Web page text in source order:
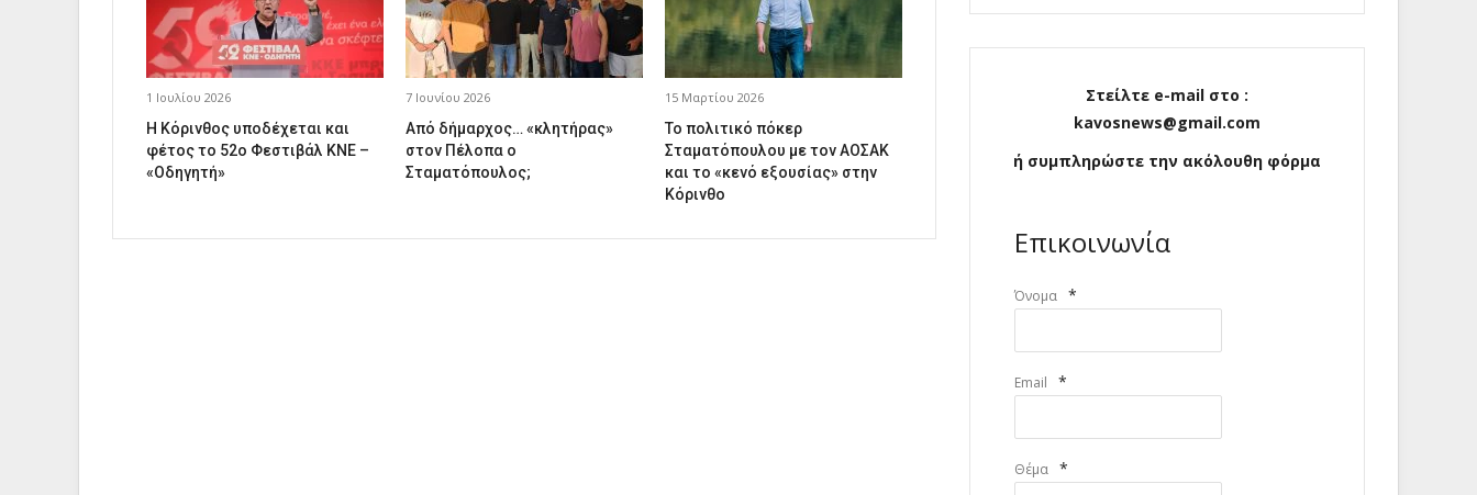
1 Ιουλίου 2026
Η Κόρινθος υποδέχεται και
φέτος το 52ο Φεστιβάλ ΚΝΕ –
«Οδηγητή»
7 Ιουνίου 2026
Από δήμαρχος… «κλητήρας»
στον Πέλοπα ο
Σταματόπουλος;
15 Μαρτίου 2026
Το πολιτικό πόκερ
Σταματόπουλου με τον ΑΟΣΑΚ
και το «κενό εξουσίας» στην
Κόρινθο
Στείλτε e-mail στο :
kavosnews@gmail.com
ή συμπληρώστε την ακόλουθη φόρμα
Επικοινωνία
Όνομα *
Email *
Θέμα *